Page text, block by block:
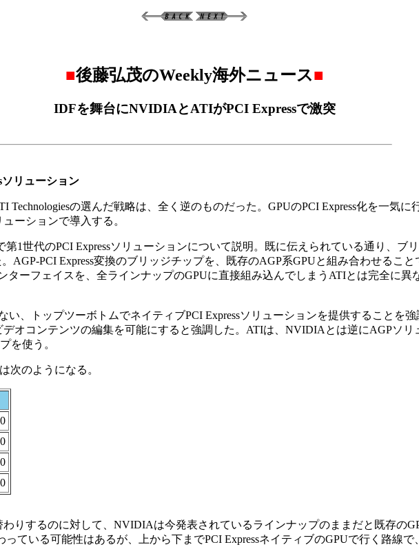
■後藤弘茂のWeekly海外ニュース■
IDFを舞台にNVIDIAとATIがPCI Expressで激突
リューション
の選んだ戦略は、全く逆のものだった。GPUのPCI Express化を一気に
ーションで導入する。
1世代のPCI Expressソリューションについて説明。既に伝えられている通り、ブ
AGP-PCI Express変換のブリッジチップを、既存のAGP系GPUと組み合わせること
ターフェイスを、全ラインナップのGPUに直接組み込んでしまうATIとは完全に異
、トップツーボトムでネイティブPCI Expressソリューションを提供することを
デオコンテンツの編集を可能にすると強調した。ATIは、NVIDIAとは逆にAGPソリ
を使う。
次のようになる。
りするのに対して、NVIDIAは今発表されているラインナップのままだと既存の
ている可能性はあるが、上から下までPCI ExpressネイティブのGPUで行く路線で